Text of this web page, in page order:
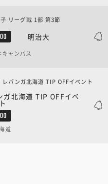
明治大
リーグ戦 1部 第3節
キャンパス
北海道 TIP OFFイベ
ンガ北海道 TIP OFFイベント
道